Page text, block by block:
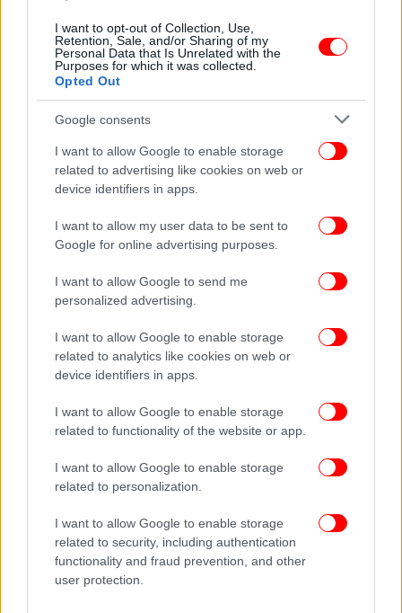
I want to opt-out of Collection, Use,
Retention, Sale, and/or Sharing of my
Personal Data that Is Unrelated with the
Purposes for which it was collected.
Opted Out
Google consents
I want to allow Google to enable storage
related to advertising like cookies on web or
device identifiers in apps.
I want to allow my user data to be sent to
Google for online advertising purposes.
I want to allow Google to send me
personalized advertising.
I want to allow Google to enable storage
related to analytics like cookies on web or
device identifiers in apps.
I want to allow Google to enable storage
related to functionality of the website or app.
I want to allow Google to enable storage
related to personalization.
I want to allow Google to enable storage
related to security, including authentication
functionality and fraud prevention, and other
user protection.
ΕΛΛΑΔΑ 16/12/2025 10:32
Meteo: Παγετός σήμερα το πρωί -Οι οκτώ
περιοχές που ξύπνησαν με -5
ΕΛΛΑΔΑ 21/03/2025 09:30
ροδακινιές στη Φλώρινα -«Η καταστροφή είναι
ολοσχερής», δείτε βίντεο